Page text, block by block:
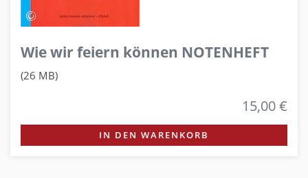
Wie wir feiern können NOTENHEFT
(26 MB)
15,00 €
IN DEN WARENKORB